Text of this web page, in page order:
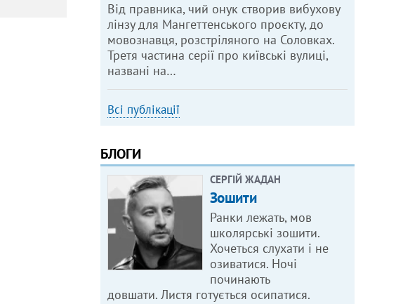
Від правника, чий онук створив вибухову
лінзу для Мангеттенського проєкту, до
мовознавця, розстріляного на Соловках.
Третя частина серії про київські вулиці,
названі на…
Всі публікації
БЛОГИ
СЕРГІЙ ЖАДАН
Зошити
Ранки лежать, мов
школярські зошити.
Хочеться слухати і не
озиватися. Ночі
починають
довшати. Листя готується осипатися.